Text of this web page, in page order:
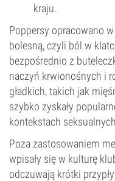
kraju.
Poppersy opracowano
bolesną, czyli ból w
bezpośrednio z
naczyń krwionośnych i
gładkich, takich jak
szybko zyskały
kontekstach
Poza zastosowaniem
wpisały się w kulturę
odczuwają krótki